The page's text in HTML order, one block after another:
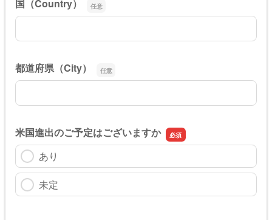
国（Country）
国（Country）
都道府県（City）
都道府県（City）
米国進出のご予定はございますか
あり
未定